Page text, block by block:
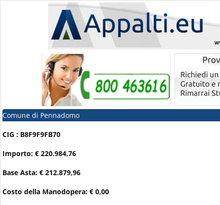
Comune di Pennadomo
CIG : B8F9F9FB70
Importo: € 220.984,76
Base Asta: € 212.879,96
Costo della Manodopera: € 0,00